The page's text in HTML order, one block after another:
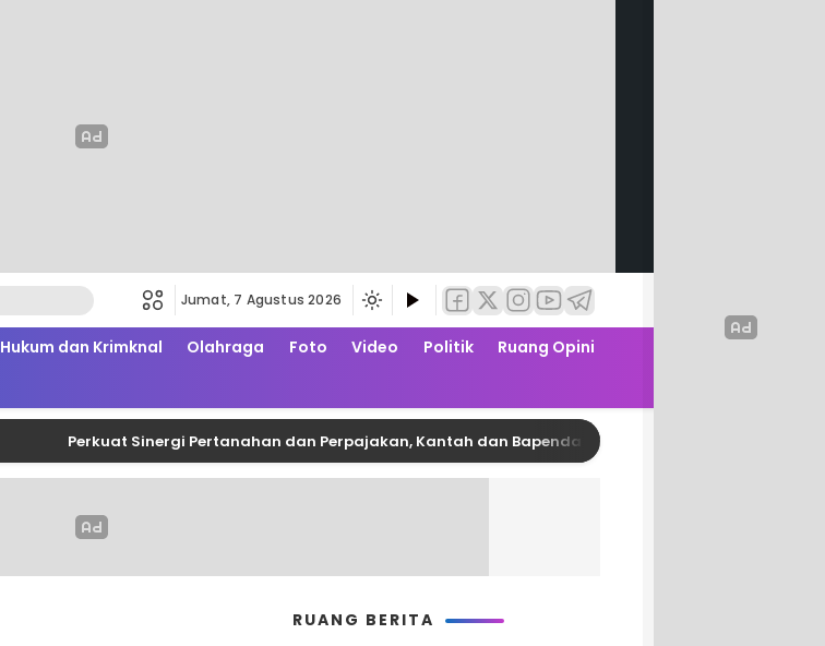
Jumat, 7 Agustus 2026
Hukum dan Krimknal Olahraga Foto Video Politik
Ruang Opini
Perkuat Sinergi Pertanahan dan Perpajakan, Kantah dan Bapenda Pinrang Garap PKS Zona Nilai Tanah
RUANG BERITA